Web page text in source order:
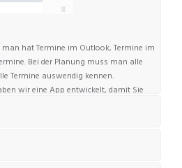
man hat Termine im Outlook, Termine im
Bei der Planung muss man alle
Termine auswendig kennen.
wir eine App entwickelt, damit Sie
auf dem Smartphone haben.
ein Kinderspiel und die